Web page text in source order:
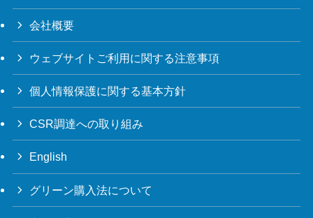
会社概要
ウェブサイトご利用に関する注意事項
個人情報保護に関する基本方針
CSR調達への取り組み
English
グリーン購入法について